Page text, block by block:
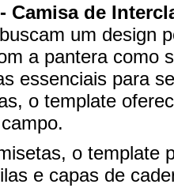
Camisa de
um design
a pantera como
essenciais para
o template
o template
e capas de